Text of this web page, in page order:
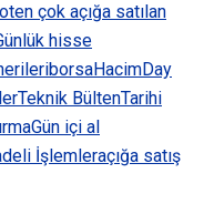
en çok açığa satılan
hisse
borsaHacimDay
Teknik BültenTarihi
Gün içi al
İşlemleraçığa satış